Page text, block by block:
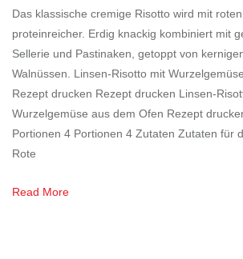
Das klassische cremige Risotto wird mit
proteinreicher. Erdig knackig kombiniert mit
Sellerie und Pastinaken, getoppt von
Walnüssen. Linsen-Risotto mit
Rezept drucken Rezept drucken Linsen-
Wurzelgemüse aus dem Ofen Rezept
Portionen 4 Portionen 4 Zutaten Zutaten für
Rote
Read More